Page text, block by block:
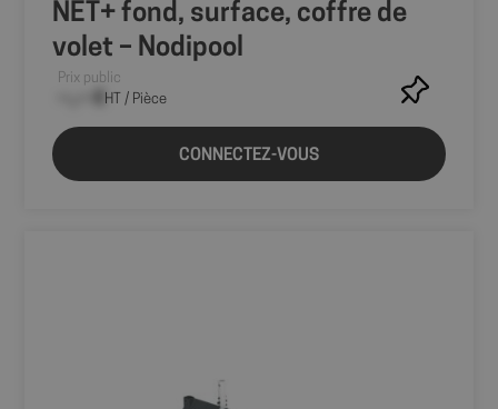
NET+ fond, surface, coffre de
volet – Nodipool
Prix public
HT / Pièce
CONNECTEZ-VOUS